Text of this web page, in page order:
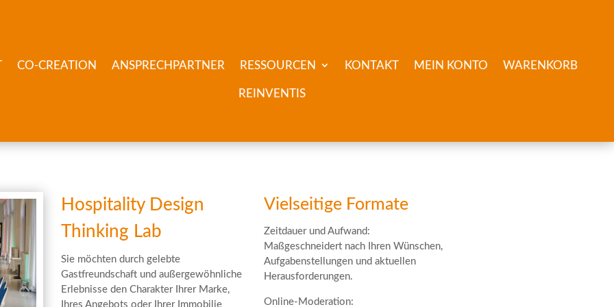
CO-CREATION ANSPRECHPARTNER RESSOURCEN KONTAKT MEIN KONTO WARENKORB
REINVENTIS
Hospitality Design
Thinking Lab
Sie möchten durch gelebte
Gastfreundschaft und außergewöhnliche
Erlebnisse den Charakter Ihrer Marke,
Ihres Angebots oder Ihrer Immobilie
Vielseitige Formate
Zeitdauer und Aufwand:
Maßgeschneidert nach Ihren Wünschen,
Aufgabenstellungen und aktuellen
Herausforderungen.
Online-Moderation: